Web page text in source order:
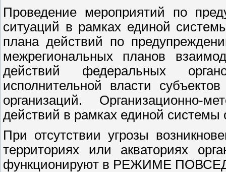
Проведение мероприятий по
ситуаций в рамках единой
плана действий по
межрегиональных планов
действий федеральных
исполнительной власти
организаций. Организационно-
действий в рамках единой
При отсутствии угрозы
территориях или акваториях
функционируют в РЕЖИМЕ